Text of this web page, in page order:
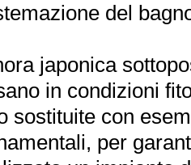
del
japonica
in condizioni
sostituite con
per